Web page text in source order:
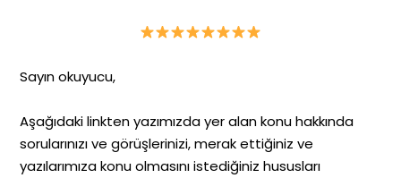
Sayın okuyucu,
Aşağıdaki linkten yazımızda yer alan konu hakkında
sorularınızı ve görüşlerinizi, merak ettiğiniz ve
yazılarımıza konu olmasını istediğiniz hususları